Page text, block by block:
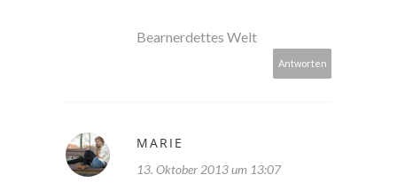
Bearnerdettes Welt
Antworten
MARIE
13. Oktober 2013 um 13:07